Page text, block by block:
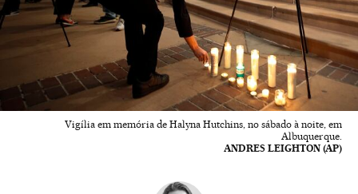
Vigília em memória de Halyna Hutchins, no sábado à noite, em
Albuquerque.
ANDRES LEIGHTON (AP)